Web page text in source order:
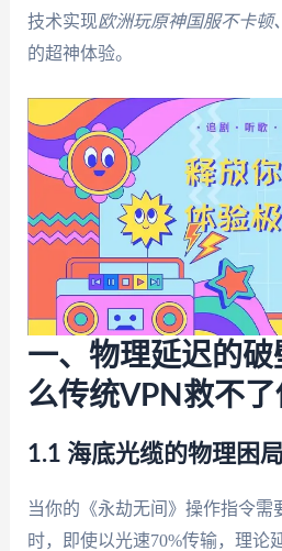
技术实现欧洲玩原神国服不卡顿
的超神体验。
一、物理延迟的
么传统VPN救不
1.1 海底光缆的物理困局
当你的《永劫无间》操作指令需
时，即使以光速70%传输，理论